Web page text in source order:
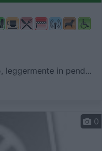
leggermente in pend...
0